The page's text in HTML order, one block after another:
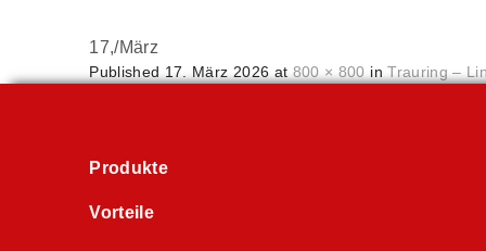
17,/März
Published 17. März 2026 at 800 × 800 inTrauring –
Produkte
Vorteile